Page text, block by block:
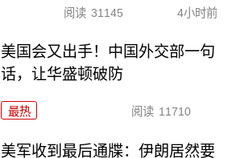
阅读 31145 4小时前
美国会又出手！中国外交部一句
话，让华盛顿破防
最热 阅读 11710
美军收到最后通牒：伊朗居然要